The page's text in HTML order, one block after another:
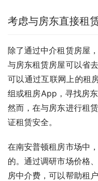
考虑与房东直接租
除了通过中介租赁房屋
与房东租赁房屋可以省
可以通过互联网上的租
组或租房App，寻找房
然而，在与房东进行租
证租赁安全。
在南安普顿租房市场中
的。通过调研市场价格
房中介费，可以帮助租